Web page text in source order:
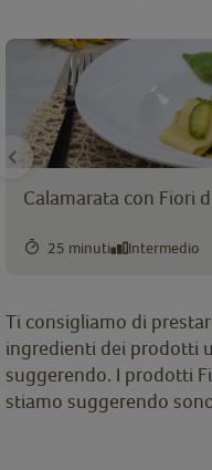
Calamarata con Fiori
25 minuti Intermedio
Ti consigliamo di
ingredienti dei prodotti
suggerendo. I prodotti
stiamo suggerendo